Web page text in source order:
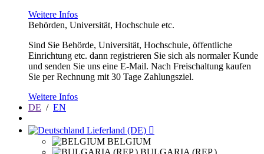
Weitere Infos
Behörden, Universität, Hochschule etc.
Sind Sie Behörde, Universität, Hochschule, öffentliche
Einrichtung etc. dann registrieren Sie sich als normaler Kunde
und senden Sie uns eine E-Mail. Nach Freischaltung kaufen
Sie per Rechnung mit 30 Tage Zahlungsziel.
Weitere Infos
DE / EN
Lieferland (DE) 
BELGIUM
BULGARIA (REP.)